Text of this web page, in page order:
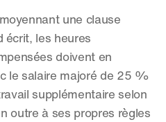
une clause
écrit, les heures
doivent en
le salaire majoré de 25 %
supplémentaire selon
outre à ses propres règles